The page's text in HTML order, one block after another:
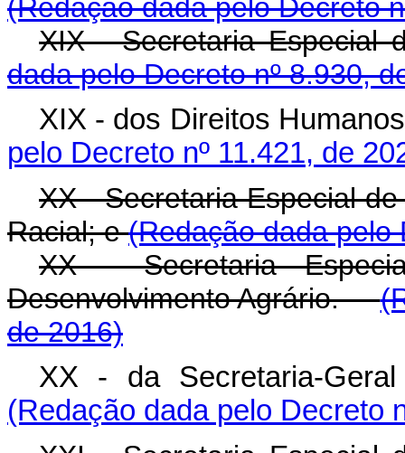
(Redação dada pelo Decreto
XIX - Secretaria
dada pelo Decreto nº 8.930,
XIX - dos Direitos
pelo Decreto nº 11.421, de
XX - Secretaria Especial
Racial; e(Redação dada pelo
XX - Secretaria
Desenvolvimento Agrário.
de 2016)
XX - da Secretaria-
(Redação dada pelo Decreto